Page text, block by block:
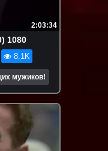
2:03:34
1080
8.1K
мужиков!